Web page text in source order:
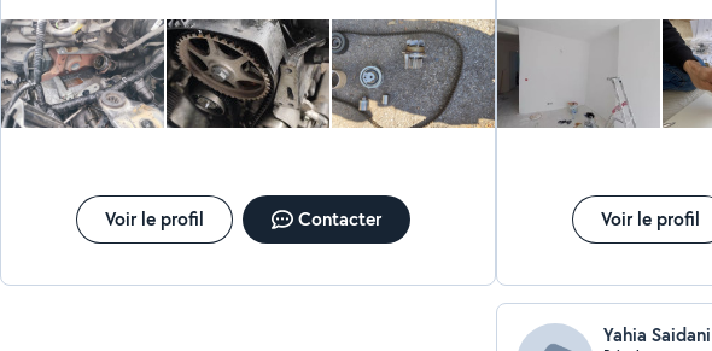
Voir le profil Contacter
proposé 60-70€. Quand je
heu rien a voir avec le budget
Bref à fuir !
Voir le profil
Yahia Saidani